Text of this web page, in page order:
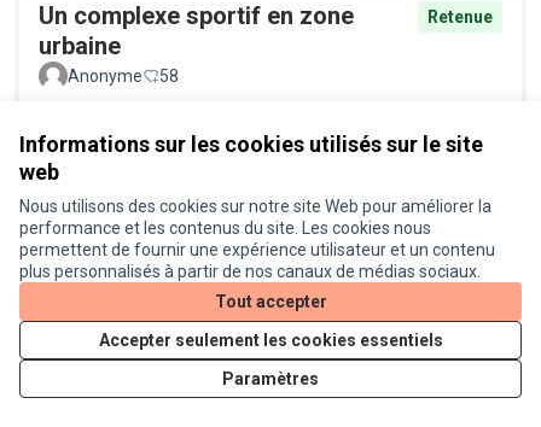
Informations sur les cookies utilisés sur le site
web
Nous utilisons des cookies sur notre site Web pour améliorer la
performance et les contenus du site. Les cookies nous
permettent de fournir une expérience utilisateur et un contenu
plus personnalisés à partir de nos canaux de médias sociaux.
Tout accepter
Accepter seulement les cookies essentiels
Paramètres
Un complexe sportif en zone
urbaine
Retenue
Anonyme 58
Lutter contre les moustiques avec
les chauves-souris
Retenue
Laetitiak 12